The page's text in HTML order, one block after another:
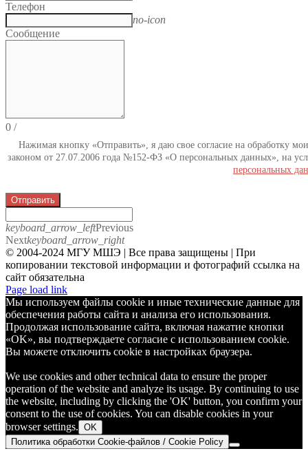
Телефон
no-icon
Сообщение
0 /
Нажимая кнопку «Отправить», я даю свое согласие на обработку
законом от 27.07.2006 года №152-ФЗ «О персональных данных», на
персональных
Отправить
keyboard_arrow_leftPrevious
Nextkeyboard_arrow_right
© 2004-2024 МГУ МШЭ | Все права защищены | При
копировании текстовой информации и фотографий ссылка на
сайт обязательна
Telegram
Page load link
Мы используем файлы cookie и иные технические данные для
обеспечения работы сайта и анализа его использования.
Продолжая использование сайта, включая нажатие кнопки
«OK», вы подтверждаете согласие с использованием cookie.
Вы можете отключить cookie в настройках браузера.
We use cookies and other technical data to ensure the proper
operation of the website and analyze its usage. By continuing to use
the website, including by clicking the 'OK' button, you confirm your
consent to the use of cookies. You can disable cookies in your
browser settings. OK
Политика обработки Cookie-файлов / Cookie Policy